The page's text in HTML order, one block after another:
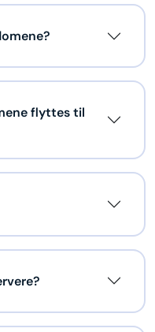
flyttes til